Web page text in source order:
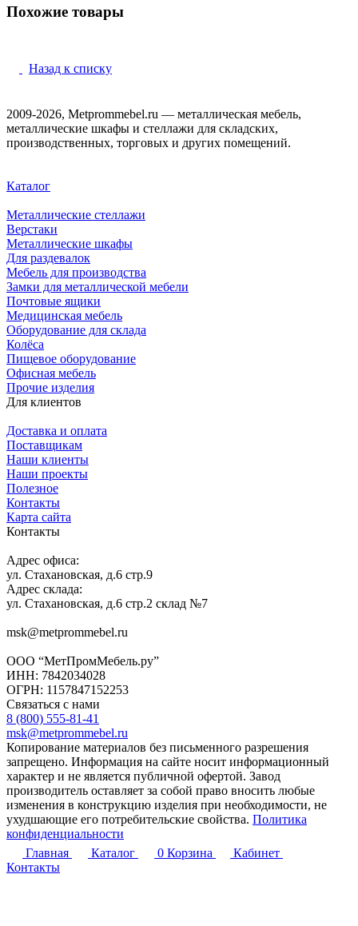
Похожие товары
Назад к списку
2009-2026, Metprommebel.ru — металлическая мебель,
металлические шкафы и стеллажи для складских,
производственных, торговых и других помещений.
Каталог
Металлические стеллажи
Верстаки
Металлические шкафы
Для раздевалок
Мебель для производства
Замки для металлической мебели
Почтовые ящики
Медицинская мебель
Оборудование для склада
Колёса
Пищевое оборудование
Офисная мебель
Прочие изделия
Для клиентов
Доставка и оплата
Поставщикам
Наши клиенты
Наши проекты
Полезное
Контакты
Карта сайта
Контакты
Адрес офиса:
ул. Стахановская, д.6 стр.9
Адрес склада:
ул. Стахановская, д.6 стр.2 склад №7
msk@metprommebel.ru
ООО “МетПромМебель.ру”
ИНН: 7842034028
ОГРН: 1157847152253
Связаться с нами
8 (800) 555-81-41
msk@metprommebel.ru
Копирование материалов без письменного разрешения
запрещено. Информация на сайте носит информационный
характер и не является публичной офертой. Завод
производитель оставляет за собой право вносить любые
изменения в конструкцию изделия при необходимости, не
ухудшающие его потребительские свойства. Политика
конфиденциальности
Главная
Каталог 0 Корзина
Кабинет
Контакты